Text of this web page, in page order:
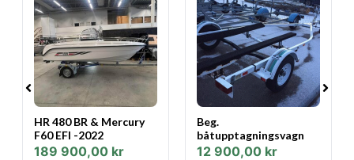
¤ SOLBÄDD BAK
¤ BORD
¤ LANTERNER
Fakta:
Status: Fabriksny
HR 480 BR & Mercury
F60 EFI -2022
189 900,00 kr
Beg.
båtupptagningsvagn
12 900,00 kr